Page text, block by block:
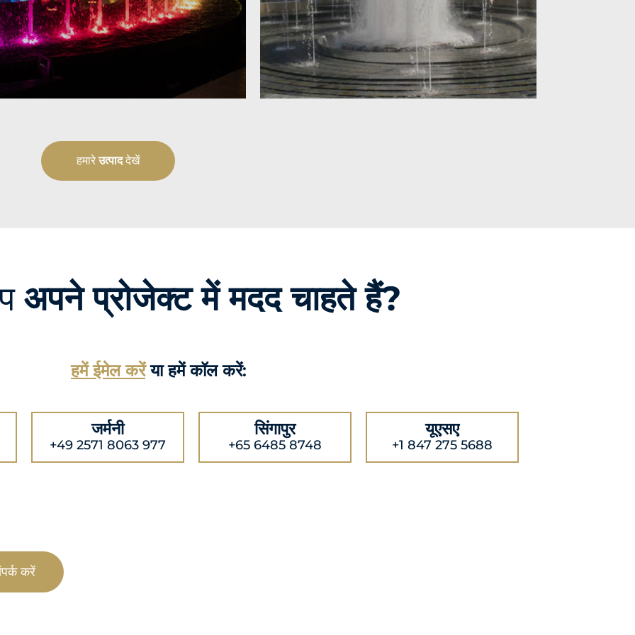
हमारेउत्पाददेखें
अपने प्रोजेक्ट में मदद चाहते हैं?
हमें ईमेल करेंया हमें कॉल करें:
जर्मनी
+49 2571 8063 977
सिंगापुर
+65 6485 8748
यूएसए
+1 847 275 5688
करें